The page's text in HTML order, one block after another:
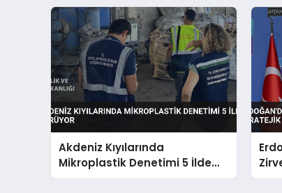
Akdeniz Kıyılarında
Mikroplastik Denetimi 5 İlde
Sürüyor